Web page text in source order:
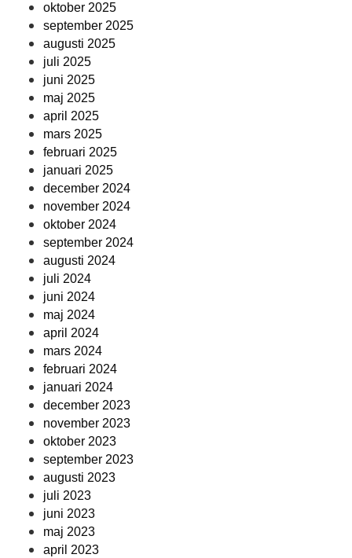
oktober 2025
september 2025
augusti 2025
juli 2025
juni 2025
maj 2025
april 2025
mars 2025
februari 2025
januari 2025
december 2024
november 2024
oktober 2024
september 2024
augusti 2024
juli 2024
juni 2024
maj 2024
april 2024
mars 2024
februari 2024
januari 2024
december 2023
november 2023
oktober 2023
september 2023
augusti 2023
juli 2023
juni 2023
maj 2023
april 2023